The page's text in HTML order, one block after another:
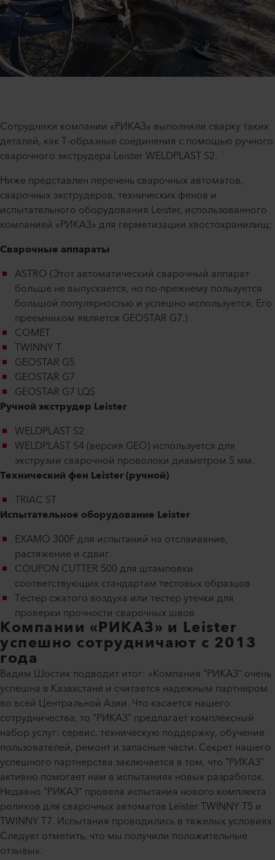
Сотрудники компании «РИКАЗ» выполняли сварку таких
деталей, как Т-образные соединения с помощью ручного
сварочного экструдера Leister WELDPLAST S2.
Ниже представлен перечень сварочных автоматов,
сварочных экструдеров, технических фенов и
испытательного оборудования Leister, использованного
компанией «РИКАЗ» для герметизации хвостохранилищ:
Сварочные аппараты
ASTRO (Этот автоматический сварочный аппарат
больше не выпускается, но по-прежнему пользуется
большой популярностью и успешно используется. Его
преемником является GEOSTAR G7.)
COMET
TWINNY T
GEOSTAR G5
GEOSTAR G7
GEOSTAR G7 LQS
Ручной экструдер Leister
WELDPLAST S2
WELDPLAST S4 (версия GEO) используется для
экструзии сварочной проволоки диаметром 5 мм.
Технический фен Leister (ручной)
TRIAC ST
Испытательное оборудование Leister
EXAMO 300F для испытаний на отслаивание,
растяжение и сдвиг
COUPON CUTTER 500 для штамповки
соответствующих стандартам тестовых образцов
Тестер сжатого воздуха или тестер утечки для
проверки прочности сварочных швов
Компании «РИКАЗ» и Leister
успешно сотрудничают с 2013
года
Вадим Шостик подводит итог: «Компания "РИКАЗ" очень
успешна в Казахстане и считается надежным партнером
во всей Центральной Азии. Что касается нашего
сотрудничества, то "РИКАЗ" предлагает комплексный
набор услуг: сервис, техническую поддержку, обучение
пользователей, ремонт и запасные части. Секрет нашего
успешного партнерства заключается в том, что "РИКАЗ"
активно помогает нам в испытаниях новых разработок.
Недавно "РИКАЗ" провела испытания нового комплекта
роликов для сварочных автоматов Leister TWINNY T5 и
TWINNY T7. Испытания проводились в тяжелых условиях.
Следует отметить, что мы получили положительные
отзывы».